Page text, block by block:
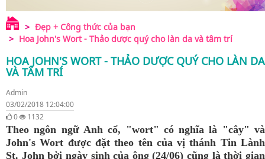
Đẹp + Công thức của bạn
Hoa John's Wort - Thảo dược quý cho làn da và tâm trí
HOA JOHN'S WORT - THẢO DƯỢC QUÝ CHO LÀN DA
VÀ TÂM TRÍ
Admin
03/02/2018 12:04:00
0
1132
Theo ngôn ngữ Anh cổ, "wort" có nghĩa là "cây" và
John's Wort được đặt theo tên của vị thánh Tin Lành
St. John bởi ngày sinh của ông (24/06) cũng là thời gian